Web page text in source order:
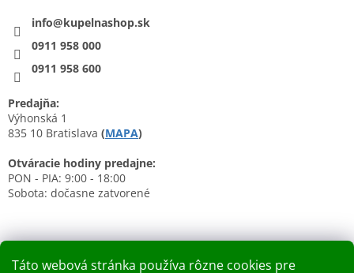
Táto webová stránka používa rôzne cookies pre
info@kupelnashop.sk
0911 958 000
0911 958 600
Predajňa:
Výhonská 1
835 10 Bratislava (MAPA)
Otváracie hodiny predajne:
PON - PIA: 9:00 - 18:00
Sobota: dočasne zatvorené